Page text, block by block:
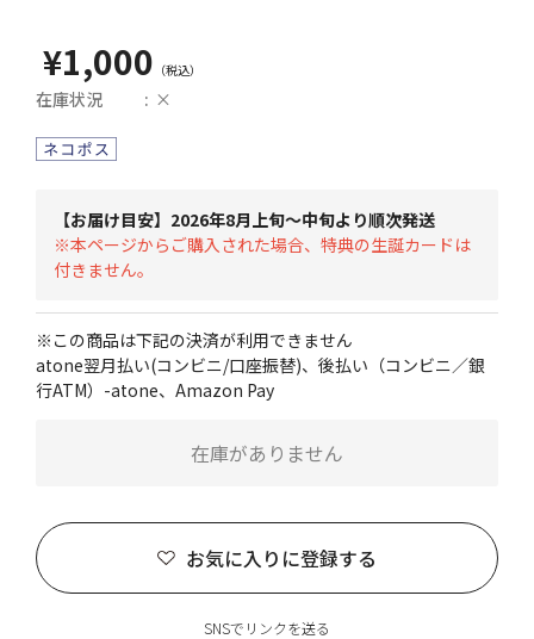
¥1,000
在庫状況 ×
【お届け目安】2026年8月上旬～中旬より順次発送
※本ページからご購入された場合、特典の生誕カードは
付きません。
※この商品は下記の決済が利用できません
atone翌月払い(コンビニ/口座振替)、後払い（コンビニ／銀
行ATM）-atone、Amazon Pay
お気に入りに登録する
在庫がありません
SNSでリンクを送る